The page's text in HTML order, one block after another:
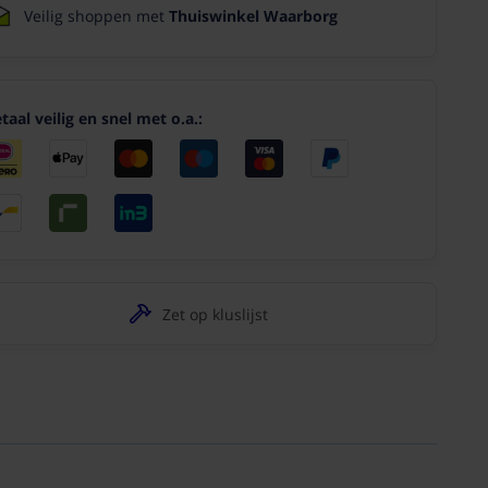
Veilig shoppen met Thuiswinkel Waarborg
veilig en snel met o.a.:
Zet op kluslijst